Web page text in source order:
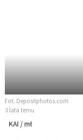
Fot. Depositphotos.com
3 lata temu
KAI / mł